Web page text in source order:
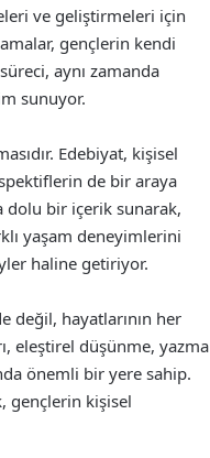
ve geliştirmeleri için
gençlerin kendi
aynı zamanda
sunuyor.
Edebiyat, kişisel
de bir araya
dolu bir içerik sunarak,
yaşam deneyimlerini
haline getiriyor.
değil, hayatlarının her
eleştirel düşünme, yazma
önemli bir yere sahip.
gençlerin kişisel